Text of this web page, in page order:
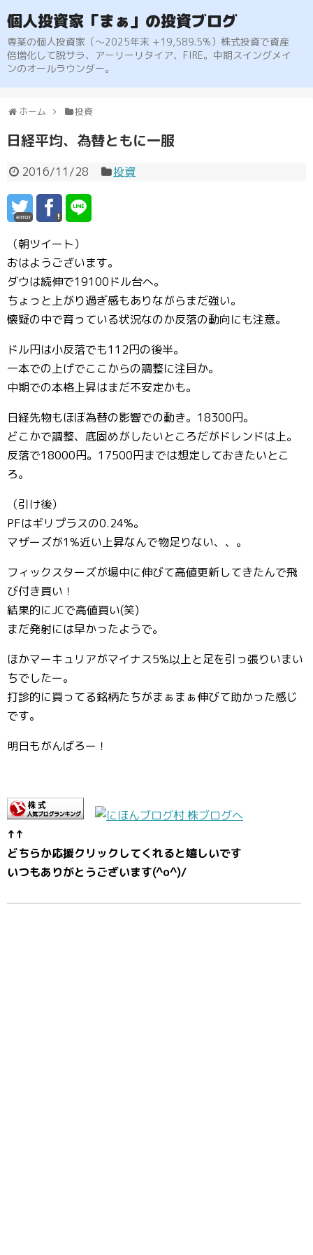
個人投資家「まぁ」の投資ブログ
専業の個人投資家（〜2025年末 +19,589.5%）株式投資で資産
倍増化して脱サラ、アーリーリタイア、FIRE。中期スイングメイ
ンのオールラウンダー。
ホーム 投資
日経平均、為替ともに一服
2016/11/28 投資
error
（朝ツイート）
おはようございます。
ダウは続伸で19100ドル台へ。
ちょっと上がり過ぎ感もありながらまだ強い。
懐疑の中で育っている状況なのか反落の動向にも注意。
ドル円は小反落でも112円の後半。
一本での上げでここからの調整に注目か。
中期での本格上昇はまだ不安定かも。
日経先物もほぼ為替の影響での動き。18300円。
どこかで調整、底固めがしたいところだがドレンドは上。
反落で18000円。17500円までは想定しておきたいとこ
ろ。
（引け後）
PFはギリプラスの0.24%。
マザーズが1%近い上昇なんで物足りない、、。
フィックスターズが場中に伸びて高値更新してきたんで飛
び付き買い！
結果的にJCで高値買い(笑)
まだ発射には早かったようで。
ほかマーキュリアがマイナス5%以上と足を引っ張りいまい
ちでしたー。
打診的に買ってる銘柄たちがまぁまぁ伸びて助かった感じ
です。
明日もがんばろー！
↑↑
どちらか応援クリックしてくれると嬉しいです
いつもありがとうございます(^o^)/